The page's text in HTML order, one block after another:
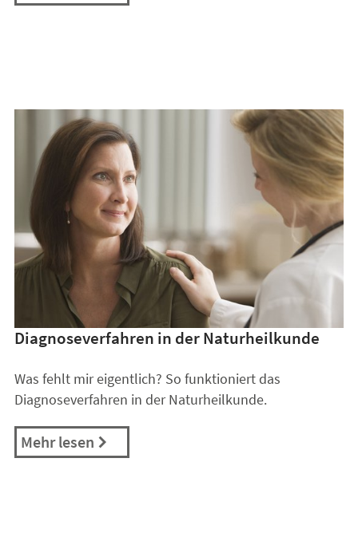
Diagnoseverfahren in der Naturheilkunde
Was fehlt mir eigentlich? So funktioniert das
Diagnoseverfahren in der Naturheilkunde.
Mehr lesen